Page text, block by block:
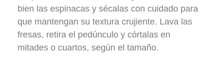
bien las espinacas y sécalas con cuidado para
que mantengan su textura crujiente. Lava las
fresas, retira el pedúnculo y córtalas en
mitades o cuartos, según el tamaño.